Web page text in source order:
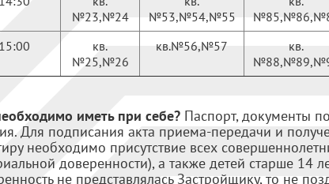
№23,№24
№53,№54,№55
15:00
кв.
№25,№26
кв.№56,№57
кв.
иметь при себе? Паспорт, документы
Для подписания акта приема-передачи и
необходимо присутствие всех
доверенности), а также детей старше 14
не представлялась Застройщику, то не